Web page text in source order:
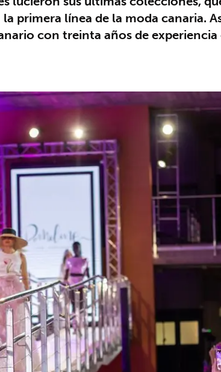
primera línea de la moda canaria.
con treinta años de